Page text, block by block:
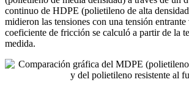
continuo de HDPE (polietileno de alta
midieron las tensiones con una tensión
coeficiente de fricción se calculó a partir de la
medida.